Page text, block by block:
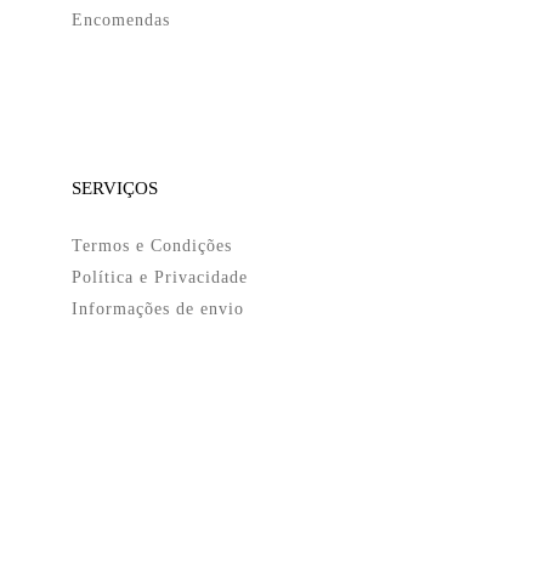
Encomendas
SERVIÇOS
Termos e Condições
Política e Privacidade
Informações de envio